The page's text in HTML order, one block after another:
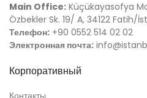
Main Office: Küçükayasofya
Özbekler Sk. 19/ A, 34122 Fatih/
Телефон: +90 0552 514 02 02
Электронная почта:
Корпоративный